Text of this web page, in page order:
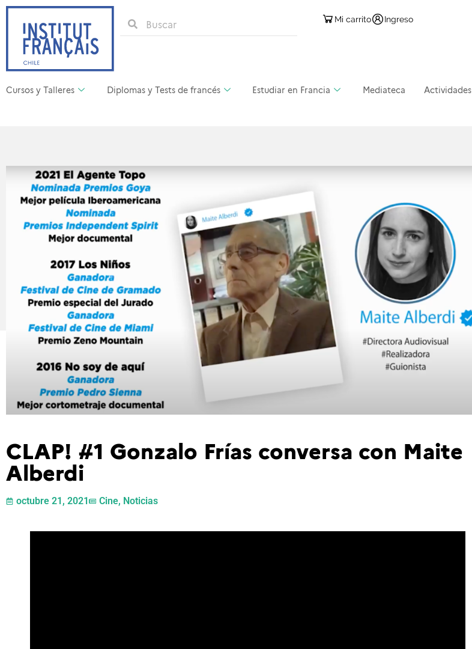
Mi carrito Ingreso
Cursos y Talleres Diplomas y Tests de francés Estudiar en Francia Mediateca Actividades
CLAP! #1 Gonzalo Frías conversa con Maite
Alberdi
octubre 21, 2021 Cine, Noticias